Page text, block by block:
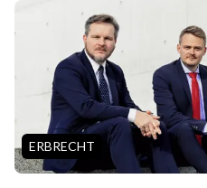
ERBRECHT